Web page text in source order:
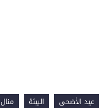
عيد الأضحى البيئة